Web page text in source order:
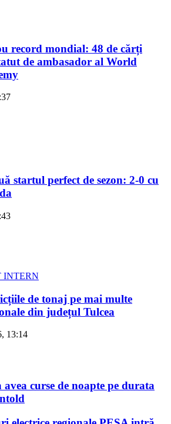
record mondial: 48 de cărți
de ambasador al World
startul perfect de sezon: 2-0 cu
INTERN
de tonaj pe mai multe
din județul Tulcea
13:14
curse de noapte pe durata